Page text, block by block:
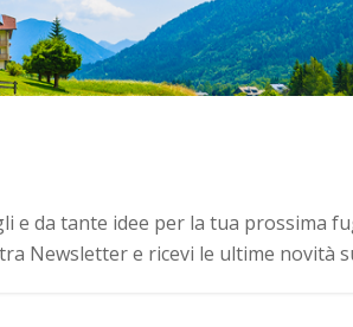
e da tante idee per la tua prossima
Newsletter e ricevi le ultime novità